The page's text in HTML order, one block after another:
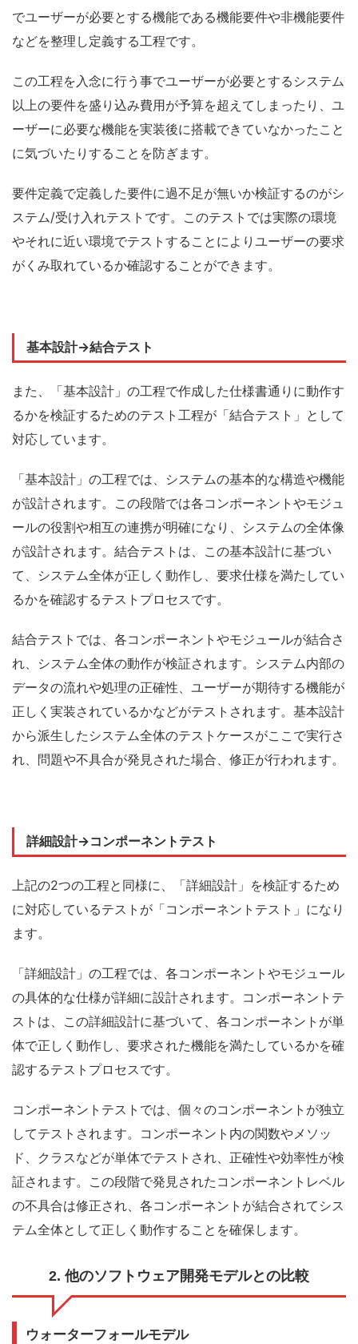
でユーザーが必要とする機能である機能要件や非機能要件
などを整理し定義する工程です。
この工程を入念に行う事でユーザーが必要とするシステム
以上の要件を盛り込み費用が予算を超えてしまったり、ユ
ーザーに必要な機能を実装後に搭載できていなかったこと
に気づいたりすることを防ぎます。
要件定義で定義した要件に過不足が無いか検証するのがシ
ステム/受け入れテストです。このテストでは実際の環境
やそれに近い環境でテストすることによりユーザーの要求
がくみ取れているか確認することができます。
基本設計→結合テスト
また、「基本設計」の工程で作成した仕様書通りに動作す
るかを検証するためのテスト工程が「結合テスト」として
対応しています。
「基本設計」の工程では、システムの基本的な構造や機能
が設計されます。この段階では各コンポーネントやモジュ
ールの役割や相互の連携が明確になり、システムの全体像
が設計されます。結合テストは、この基本設計に基づい
て、システム全体が正しく動作し、要求仕様を満たしてい
るかを確認するテストプロセスです。
結合テストでは、各コンポーネントやモジュールが結合さ
れ、システム全体の動作が検証されます。システム内部の
データの流れや処理の正確性、ユーザーが期待する機能が
正しく実装されているかなどがテストされます。基本設計
から派生したシステム全体のテストケースがここで実行さ
れ、問題や不具合が発見された場合、修正が行われます。
詳細設計→コンポーネントテスト
上記の2つの工程と同様に、「詳細設計」を検証するため
に対応しているテストが「コンポーネントテスト」になり
ます。
「詳細設計」の工程では、各コンポーネントやモジュール
の具体的な仕様が詳細に設計されます。コンポーネントテ
ストは、この詳細設計に基づいて、各コンポーネントが単
体で正しく動作し、要求された機能を満たしているかを確
認するテストプロセスです。
コンポーネントテストでは、個々のコンポーネントが独立
してテストされます。コンポーネント内の関数やメソッ
ド、クラスなどが単体でテストされ、正確性や効率性が検
証されます。この段階で発見されたコンポーネントレベル
の不具合は修正され、各コンポーネントが結合されてシス
テム全体として正しく動作することを確保します。
2. 他のソフトウェア開発モデルとの比較
ウォーターフォールモデル